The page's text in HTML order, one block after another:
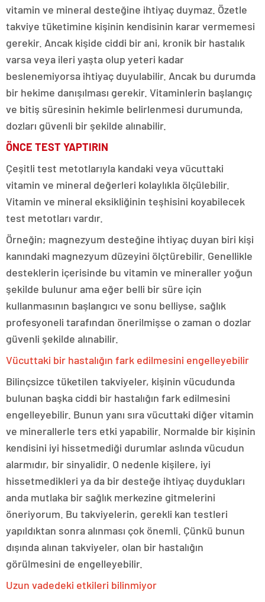
vitamin ve mineral desteğine ihtiyaç duymaz. Özetle
takviye tüketimine kişinin kendisinin karar vermemesi
gerekir. Ancak kişide ciddi bir ani, kronik bir hastalık
varsa veya ileri yaşta olup yeteri kadar
beslenemiyorsa ihtiyaç duyulabilir. Ancak bu durumda
bir hekime danışılması gerekir. Vitaminlerin başlangıç
ve bitiş süresinin hekimle belirlenmesi durumunda,
dozları güvenli bir şekilde alınabilir.
ÖNCE TEST YAPTIRIN
Çeşitli test metotlarıyla kandaki veya vücuttaki
vitamin ve mineral değerleri kolaylıkla ölçülebilir.
Vitamin ve mineral eksikliğinin teşhisini koyabilecek
test metotları vardır.
Örneğin; magnezyum desteğine ihtiyaç duyan biri kişi
kanındaki magnezyum düzeyini ölçtürebilir. Genellikle
desteklerin içerisinde bu vitamin ve mineraller yoğun
şekilde bulunur ama eğer belli bir süre için
kullanmasının başlangıcı ve sonu belliyse, sağlık
profesyoneli tarafından önerilmişse o zaman o dozlar
güvenli şekilde alınabilir.
Vücuttaki bir hastalığın fark edilmesini engelleyebilir
Bilinçsizce tüketilen takviyeler, kişinin vücudunda
bulunan başka ciddi bir hastalığın fark edilmesini
engelleyebilir. Bunun yanı sıra vücuttaki diğer vitamin
ve minerallerle ters etki yapabilir. Normalde bir kişinin
kendisini iyi hissetmediği durumlar aslında vücudun
alarmıdır, bir sinyalidir. O nedenle kişilere, iyi
hissetmedikleri ya da bir desteğe ihtiyaç duydukları
anda mutlaka bir sağlık merkezine gitmelerini
öneriyorum. Bu takviyelerin, gerekli kan testleri
yapıldıktan sonra alınması çok önemli. Çünkü bunun
dışında alınan takviyeler, olan bir hastalığın
görülmesini de engelleyebilir.
Uzun vadedeki etkileri bilinmiyor